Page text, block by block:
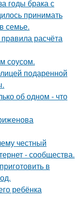
годы брака с
принимать
семье.
расчёта
соусом.
подаренной
об одном - что
честный
- сообщества.
в
ребёнка